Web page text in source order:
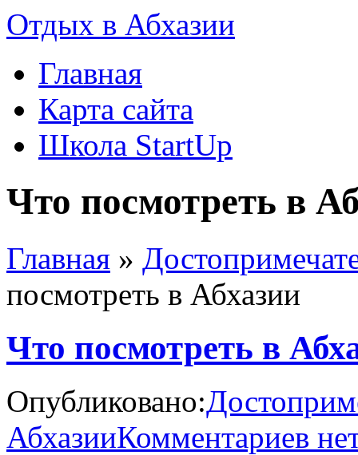
Отдых в Абхазии
Главная
Карта сайта
Школа StartUp
Что посмотреть в
Главная »
посмотреть в Абхазии
Что посмотреть в
Опубликовано:
АбхазииКомментариев